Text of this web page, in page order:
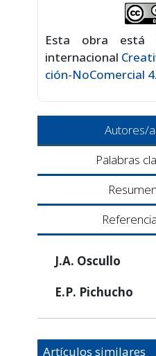
Esta obra está
internacional
ción-NoComercial
Autores/
Palabras
Resumen
J.A. Oscullo
E.P. Pichucho
Artículos similares